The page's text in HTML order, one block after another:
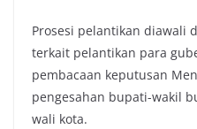
Prosesi pelantikan diawali
terkait pelantikan para
pembacaan keputusan
pengesahan bupati-wakil
wali kota.